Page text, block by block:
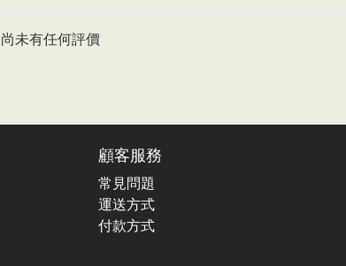
尚未有任何評價
顧客服務
常見問題
運送方式
付款方式